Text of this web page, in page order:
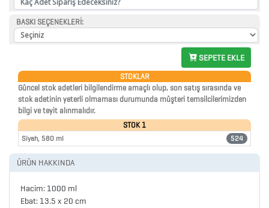
ÇANTALAR
TARİHSİZ
AJANDA
DİĞER
TEKNOLOJİK
ÜRÜNLER
BASKI SEÇENEKLERİ:
SEPETE EKLE
STOKLAR
Güncel stok adetleri bilgilendirme amaçlı olup, son satış sırasında ve
stok adetinin yeterli olmaması durumunda müşteri temsilcilerimizden
bilgi ve teyit alınmalıdır.
STOK 1
Siyah, 580 ml 524
ÜRÜN HAKKINDA
Hacim: 1000 ml
Ebat: 13.5 x 20 cm